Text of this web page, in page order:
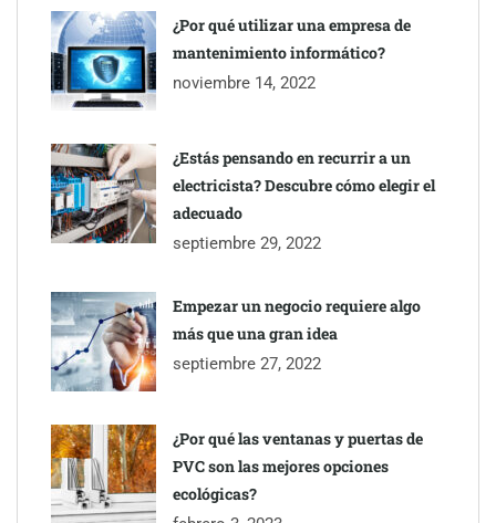
inmobiliarios: hasta 82% de ahorro por cobro
Gestoría Online reduce a unas horas el alta de autónomo
¿Por qué utilizar una empresa de
mantenimiento informático?
noviembre 14, 2022
¿Estás pensando en recurrir a un
electricista? Descubre cómo elegir el
adecuado
septiembre 29, 2022
Empezar un negocio requiere algo
más que una gran idea
septiembre 27, 2022
¿Por qué las ventanas y puertas de
PVC son las mejores opciones
ecológicas?